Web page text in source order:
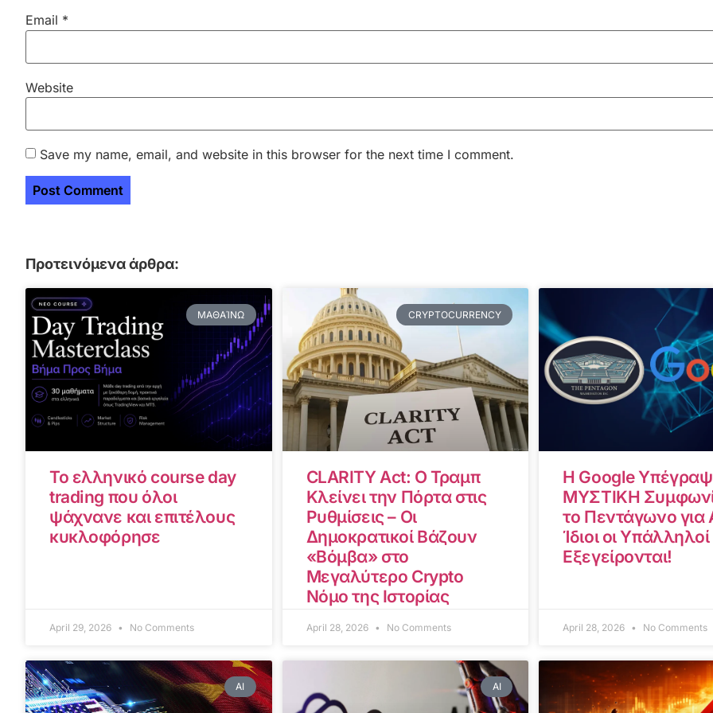
Email *
Website
Save my name, email, and website in this browser for the next time I comment.
Προτεινόμενα άρθρα:
ΜΑΘΑΊΝΩ
Το ελληνικό course day
trading που όλοι
ψάχνανε και επιτέλους
κυκλοφόρησε
April 29, 2026 No Comments
CRYPTOCURRENCY
CLARITY Act: Ο Τραμπ
Κλείνει την Πόρτα στις
Ρυθμίσεις – Οι
Δημοκρατικοί Βάζουν
«Βόμβα» στο
Μεγαλύτερο Crypto
Νόμο της Ιστορίας
April 28, 2026 No Comments
Η Google
ΜΥΣΤΙΚΗ
το Πεντάγωνο για
Ίδιοι οι
Εξεγείρονται!
April 28, 2026 No Comments
AI AI